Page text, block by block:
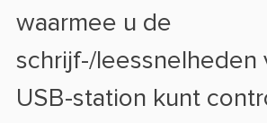
waarmee u de
schrijf-/leessnelheden
USB-station kunt